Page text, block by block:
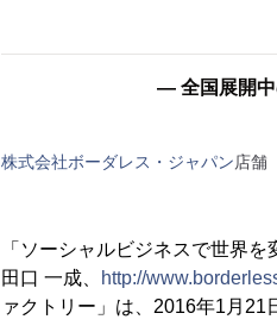
― 全国展開中
株式会社ボーダレス・ジャパン店舗
「ソーシャルビジネスで世界
田口 一成、
http://
ァクトリー」は、2016年1月21